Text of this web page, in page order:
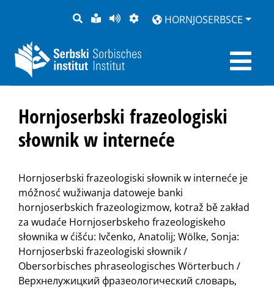
PYTANJE
LOCHKA
RĚČ
STRONU
PŘEDČITAĆ
ZWOBRAZNJENJE
HORNJOSERBSCE
Hornjoserbski frazeologiski
słownik w interneće
Hornjoserbski frazeologiski słownik w interneće je
móžnosć wužiwanja datoweje banki
hornjoserbskich frazeologizmow, kotraž bě zakład
za wudaće Hornjoserbskeho frazeologiskeho
słownika w ćišću: Ivčenko, Anatolij; Wölke, Sonja:
Hornjoserbski frazeologiski słownik /
Obersorbisches phraseologisches Wörterbuch /
Верхнелужицкий фразеологический словарь,